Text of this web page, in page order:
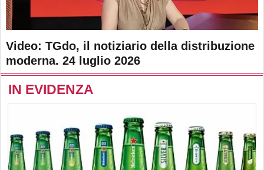
Video: TGdo, il notiziario della distribuzione
moderna. 24 luglio 2026
IN EVIDENZA